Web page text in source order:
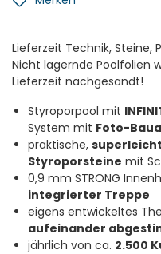
Lieferzeit Technik, Steine,
Nicht lagernde Poolfolien
Lieferzeit nachgesandt!
Styroporpool mit
System mit Foto-
praktische,
Styroporsteine mit
0,9 mm STRONG
integrierter Treppe
eigens entwickeltes
aufeinander
jährlich von ca. 2.500